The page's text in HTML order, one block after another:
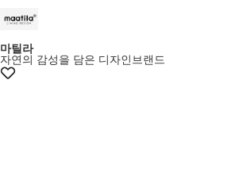
+7%쿠폰
마틸라
자연의 감성을 담은 디자인브랜드